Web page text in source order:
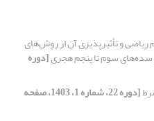
و تأثیرپذیری آن از روش‌های
سوم تا پنجم هجری[دوره
[دوره 22، شماره 1، 1403، صفحه